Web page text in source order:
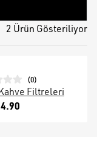
2 Ürün Gösteriliyor
(0)
Filtreleri